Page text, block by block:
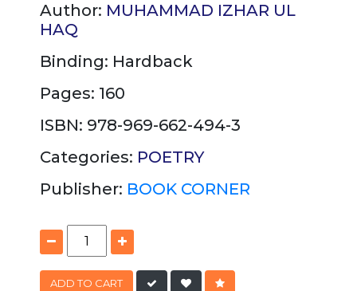
Author: MUHAMMAD IZHAR UL
HAQ
Binding: Hardback
Pages: 160
ISBN: 978-969-662-494-3
Categories: POETRY
Publisher: BOOK CORNER
ADD TO CART